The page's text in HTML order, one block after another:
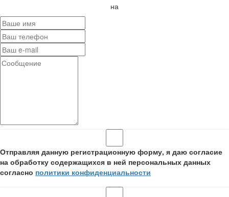
на
Отправляя данную регистрационную форму, я даю согласие
на обработку содержащихся в ней персональных данных
согласно политики конфиденциальности